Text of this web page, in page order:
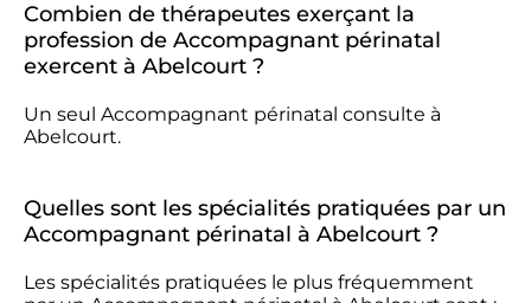
Combien de thérapeutes exerçant la
profession de Accompagnant périnatal
exercent à Abelcourt ?
Un seul Accompagnant périnatal consulte à
Abelcourt.
Quelles sont les spécialités pratiquées par un
Accompagnant périnatal à Abelcourt ?
Les spécialités pratiquées le plus fréquemment